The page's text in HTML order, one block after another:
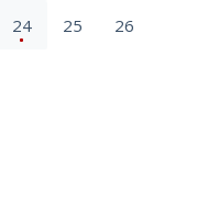
24 25 26